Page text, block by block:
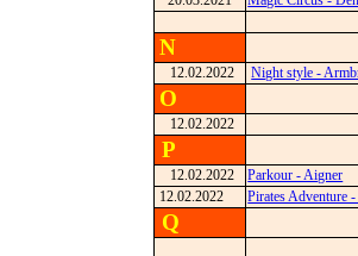
N
12.02.2022 Night style -
O
12.02.2022
P
12.02.2022
Parkour - Aigner
12.02.2022
Pirates Adventure
Q